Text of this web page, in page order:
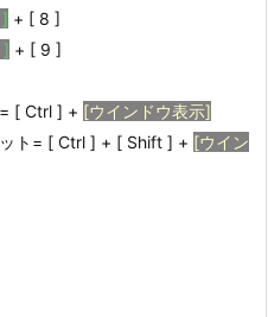
+ [ 8 ]
] + [ 9 ]
[ Ctrl ] + [ウインドウ表示]
ト= [ Ctrl ] + [ Shift ] + [ウイン